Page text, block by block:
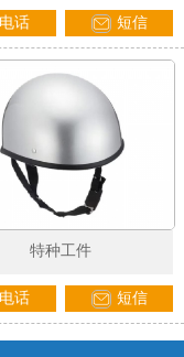
电话 短信
特种工件
电话 短信